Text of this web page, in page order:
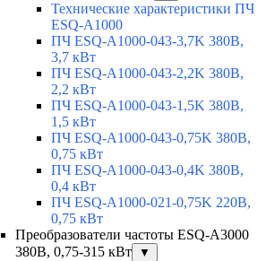
Технические характеристики ПЧ
ESQ-A1000
ПЧ ESQ-A1000-043-3,7K 380В,
3,7 кВт
ПЧ ESQ-A1000-043-2,2K 380В,
2,2 кВт
ПЧ ESQ-A1000-043-1,5K 380В,
1,5 кВт
ПЧ ESQ-A1000-043-0,75K 380В,
0,75 кВт
ПЧ ESQ-A1000-043-0,4K 380В,
0,4 кВт
ПЧ ESQ-A1000-021-0,75K 220В,
0,75 кВт
Преобразователи частоты ESQ-A3000
380В, 0,75-315 кВт
▼